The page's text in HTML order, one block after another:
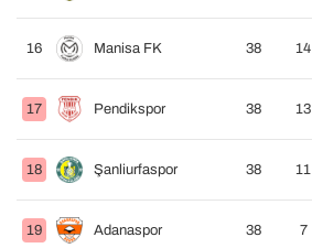
16 Manisa FK 38 14
17 Pendikspor 38 13
18 Şanliurfaspor 38 11
19 Adanaspor 38 7